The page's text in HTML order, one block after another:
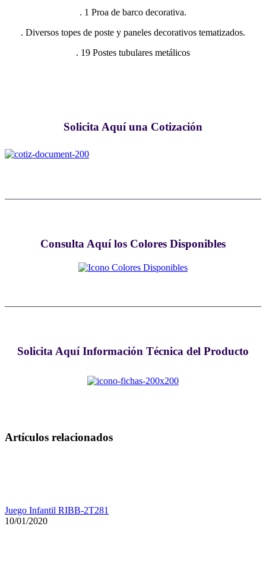
. 1 Proa de barco decorativa.
. Diversos topes de poste y paneles decorativos tematizados.
. 19 Postes tubulares metálicos
Solicita Aquí una Cotización
Consulta Aquí los Colores Disponibles
Solicita Aquí Información Técnica del Producto
Artículos relacionados
Juego Infantil RIBB-2T281
10/01/2020